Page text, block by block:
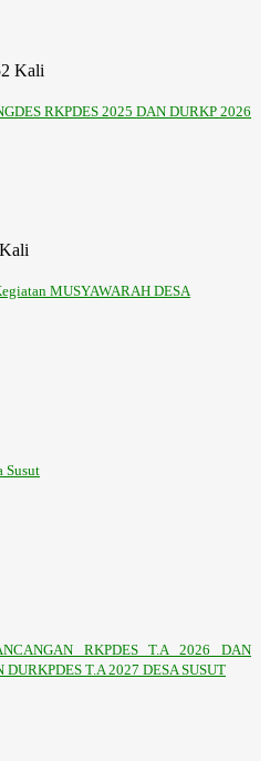
Kali
RKPDES 2025 DAN DURKP 2026
MUSYAWARAH DESA
Susut
RKPDES T.A 2026 DAN
T.A 2027 DESA SUSUT